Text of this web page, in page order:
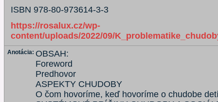
ISBN 978-80-973614-3-3
https://rosalux.cz/wp-
content/uploads/2022/09/
Anotácia: OBSAH:
Foreword
Predhovor
ASPEKTY CHUDOBY
O čom hovoríme, keď hovoríme o chudobe